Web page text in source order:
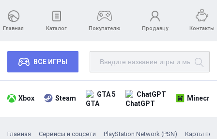
Главная Каталог Покупателю Продавцу Контакты
ВСЕ ИГРЫ
Xbox Steam GTA 5 ChatGPT
Главная Сервисы и соцсети PlayStation Network (PSN) Карты